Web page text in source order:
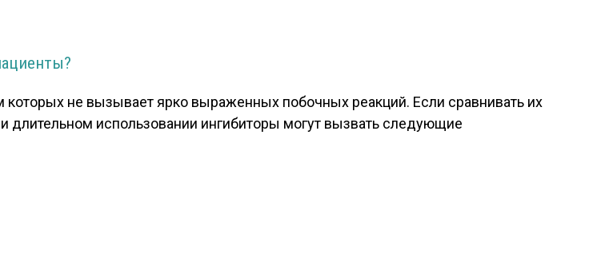
не вызывает ярко выраженных побочных реакций. Если сравнивать их
длительном использовании ингибиторы могут вызвать следующие